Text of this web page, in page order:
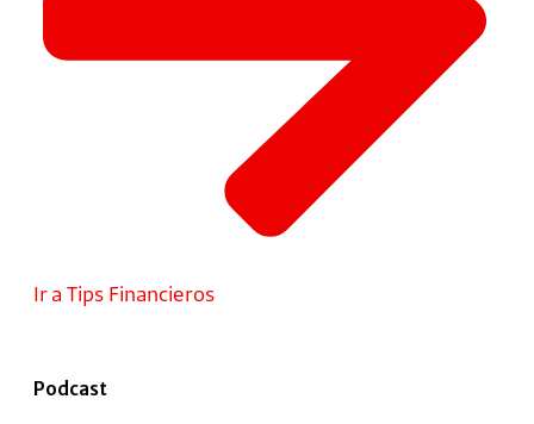
Ir a Tips Financieros
Podcast